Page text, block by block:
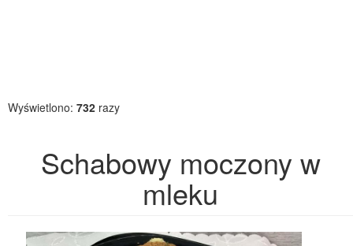
Wyświetlono: 732 razy
Schabowy moczony w
mleku